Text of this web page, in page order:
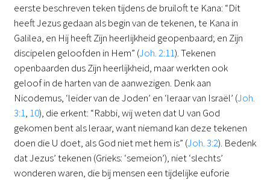
eerste beschreven teken tijdens de bruiloft te Kana: “Dit
heeft Jezus gedaan als begin van de tekenen, te Kana in
Galilea, en Hij heeft Zijn heerlijkheid geopenbaard; en Zijn
discipelen geloofden in Hem” (Joh. 2:11). Tekenen
openbaarden dus Zijn heerlijkheid, maar werkten ook
geloof in de harten van de aanwezigen. Denk aan
Nicodemus, ‘leider van de Joden’ en ‘leraar van Israël’ (Joh.
3:1, 10), die erkent: “Rabbi, wij weten dat U van God
gekomen bent als leraar, want niemand kan deze tekenen
doen die U doet, als God niet met hem is” (Joh. 3:2). Bedenk
dat Jezus’ tekenen (Grieks: ‘semeion’), niet ‘slechts’
wonderen waren, die bij mensen een tijdelijke euforie